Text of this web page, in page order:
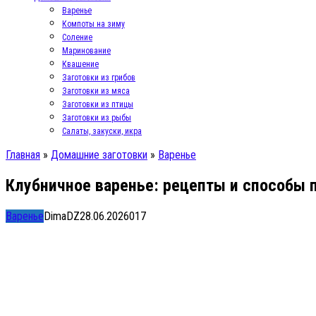
Варенье
Компоты на зиму
Соление
Маринование
Квашение
Заготовки из грибов
Заготовки из мяса
Заготовки из птицы
Заготовки из рыбы
Салаты, закуски, икра
Главная » Домашние заготовки » Варенье
Клубничное варенье: рецепты и способы
ВареньеDimaDZ28.06.2026017